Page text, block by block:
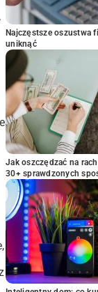
Najczęstsze oszustwa
uniknąć
Jak oszczędzać na
30+ sprawdzonych